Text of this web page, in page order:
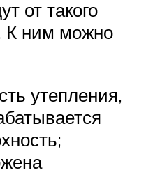
от такого
К ним можно
утепления,